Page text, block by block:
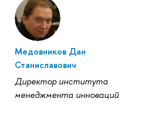
Медовников Дан
Станиславович
Директор института
менеджмента инноваций